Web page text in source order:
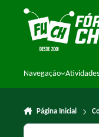
Ir para conteúdo
Navegação
Página Inicial